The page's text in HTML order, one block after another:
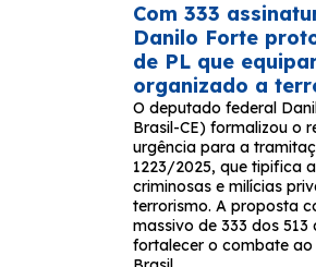
Com 333
Danilo Forte
de PL que
organizado a
O deputado federal
Brasil-CE) formalizou o
urgência para a
1223/2025, que tipifica
criminosas e milícias
terrorismo. A proposta
massivo de 333 dos
fortalecer o combate